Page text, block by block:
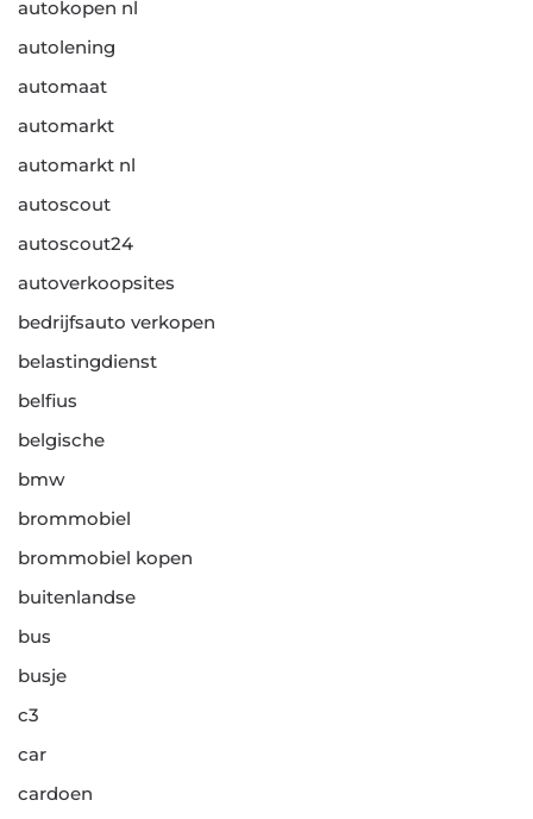
autokopen nl
autolening
automaat
automarkt
automarkt nl
autoscout
autoscout24
autoverkoopsites
bedrijfsauto verkopen
belastingdienst
belfius
belgische
bmw
brommobiel
brommobiel kopen
buitenlandse
bus
busje
c3
car
cardoen